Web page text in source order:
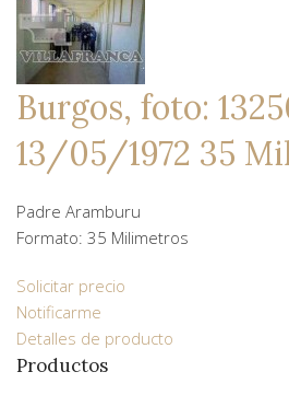
Burgos, foto:
13/05/1972 35
Padre Aramburu
Formato: 35 Milimetros
Solicitar precio
Notificarme
Detalles de producto
Productos